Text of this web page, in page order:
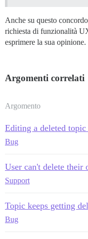
Anche su questo
richiesta di funzionalità
esprimere la sua opinione.
Argomenti correlati
Argomento
Editing a deleted topic
Bug
User can't delete their
Support
Topic keeps getting
Bug